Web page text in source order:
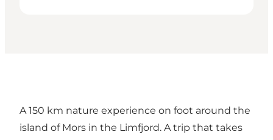
A 150 km nature experience on foot around the
island of Mors in the Limfjord. A trip that takes